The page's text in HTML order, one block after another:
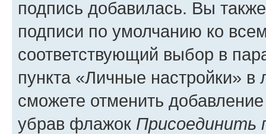
подпись добавилась. Вы
подписи по умолчанию ко
соответствующий выбор в
пункта «Личные настройки»
сможете отменить
убрав флажок Присоединить